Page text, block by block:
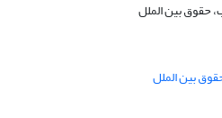
حقوق بین الملل
بین الملل